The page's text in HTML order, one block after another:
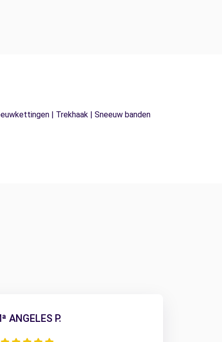
| Trekhaak | Sneeuw banden
ANGELES P.